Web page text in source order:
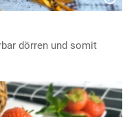
dörren und somit